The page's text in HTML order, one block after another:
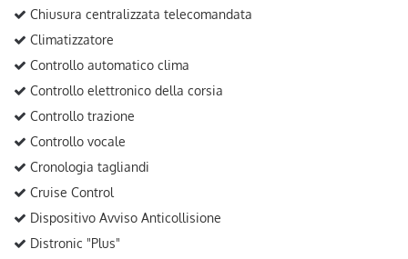
Chiusura centralizzata telecomandata
Climatizzatore
Controllo automatico clima
Controllo elettronico della corsia
Controllo trazione
Controllo vocale
Cronologia tagliandi
Cruise Control
Dispositivo Avviso Anticollisione
Distronic "Plus"